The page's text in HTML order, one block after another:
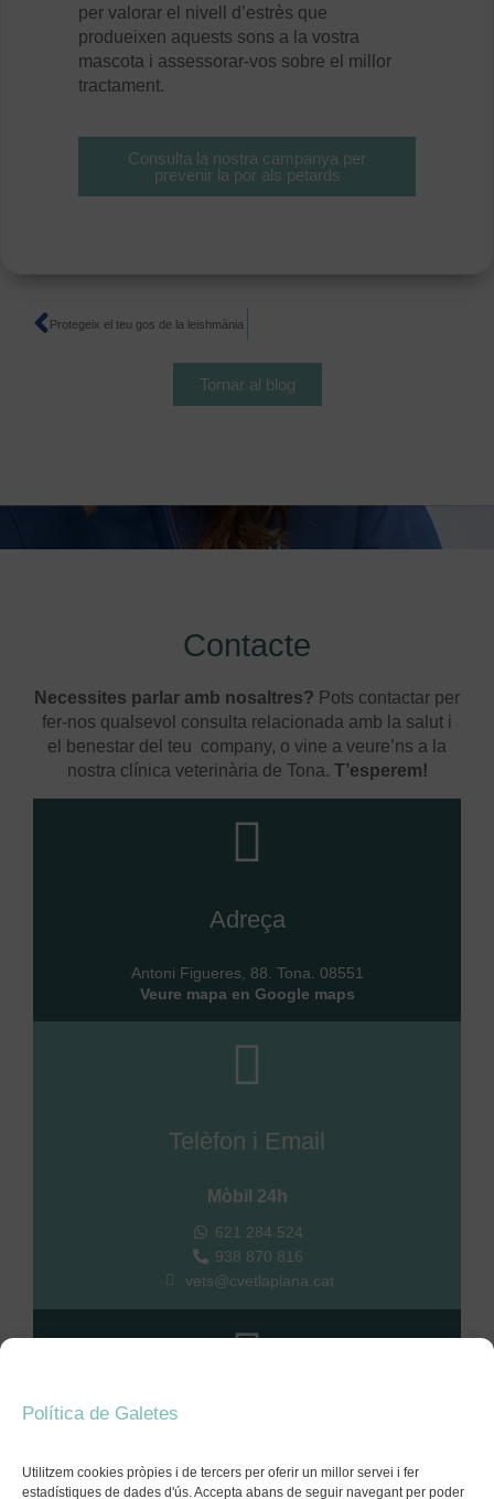
Política de Galetes
Utilitzem cookies pròpies i de tercers per oferir un millor servei i fer
estadístiques de dades d'ús. Accepta abans de seguir navegant per poder
per valorar el nivell d’estrès que
produeixen aquests sons a la vostra
mascota i assessorar-vos sobre el millor
tractament.
Consulta la nostra campanya per
prevenir la por als petards
Protegeix el teu gos de la leishmània
Tornar al blog
Contacte
Necessites parlar amb nosaltres? Pots contactar per
fer-nos qualsevol consulta relacionada amb la salut i
el benestar del teu company, o vine a veure’ns a la
nostra clínica veterinària de Tona. T’esperem!
Adreça
Antoni Figueres, 88. Tona. 08551
Veure mapa en Google maps
Telèfon i Email
Mòbil 24h
621 284 524
938 870 816
vets@cvetlaplana.cat
Envia’ns el teu missatge a través del nostre formulari